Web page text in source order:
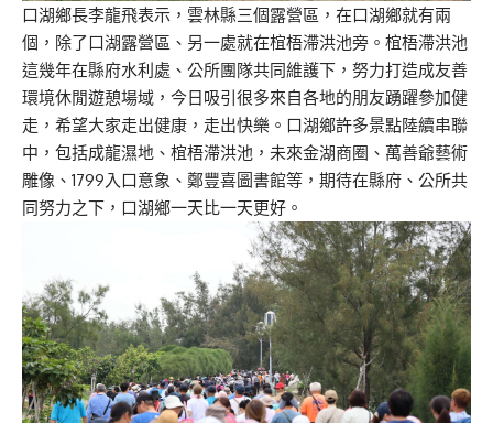
口湖鄉長李龍飛表示，雲林縣三個露營區，在口湖鄉就有兩
個，除了口湖露營區、另一處就在椬梧滯洪池旁。椬梧滯洪池
這幾年在縣府水利處、公所團隊共同維護下，努力打造成友善
環境休閒遊憩場域，今日吸引很多來自各地的朋友踴躍參加健
走，希望大家走出健康，走出快樂。口湖鄉許多景點陸續串聯
中，包括成龍濕地、椬梧滯洪池，未來金湖商圈、萬善爺藝術
雕像、1799入口意象、鄭豐喜圖書館等，期待在縣府、公所共
同努力之下，口湖鄉一天比一天更好。